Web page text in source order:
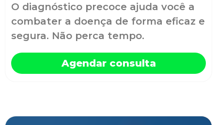
O diagnóstico precoce ajuda você a
combater a doença de forma eficaz e
segura. Não perca tempo.
Agendar consulta